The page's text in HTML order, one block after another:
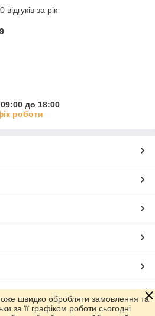
за рік
до 18:00
роботи
Prom.ua
швидко обробляти замовлення та
за її графіком роботи сьогодні